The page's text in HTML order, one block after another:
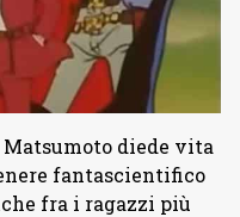
diede vita
fantascientifico
fra i ragazzi più